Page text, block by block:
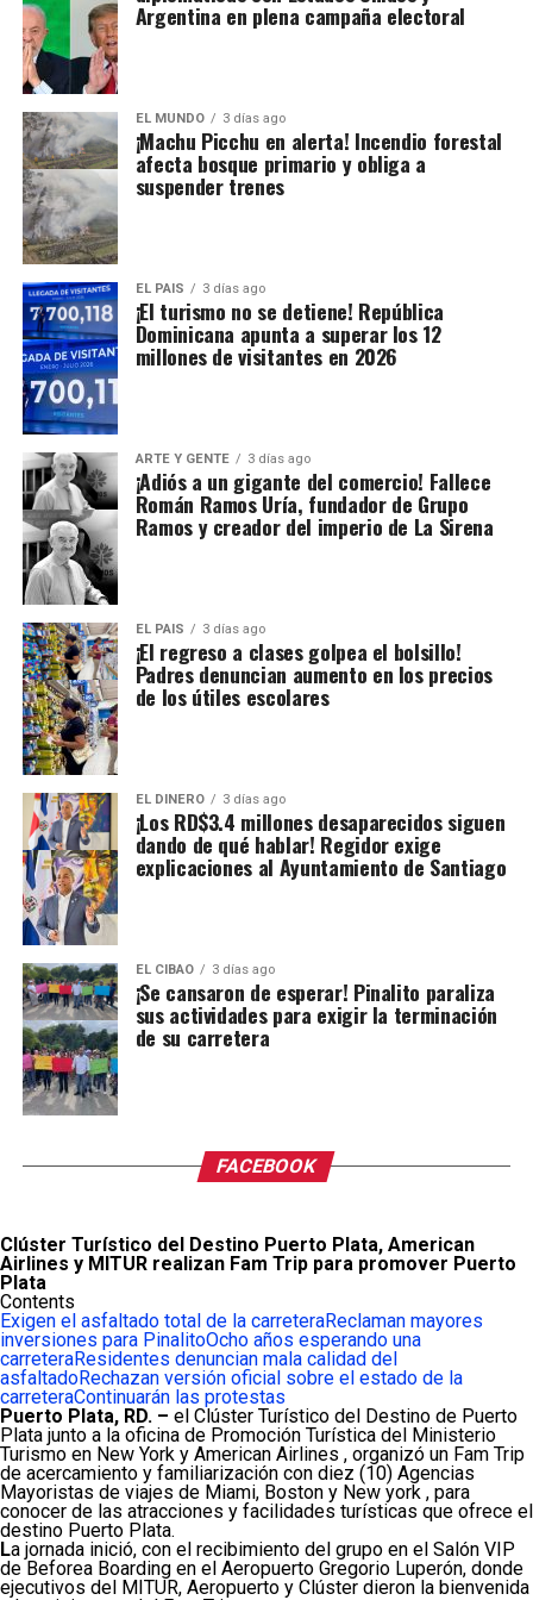
Argentina en plena campaña electoral
EL MUNDO 3 días ago
¡Machu Picchu en alerta! Incendio forestal
afecta bosque primario y obliga a
suspender trenes
EL PAIS 3 días ago
¡El turismo no se detiene! República
Dominicana apunta a superar los 12
millones de visitantes en 2026
ARTE Y GENTE 3 días ago
¡Adiós a un gigante del comercio! Fallece
Román Ramos Uría, fundador de Grupo
Ramos y creador del imperio de La Sirena
EL PAIS 3 días ago
¡El regreso a clases golpea el bolsillo!
Padres denuncian aumento en los precios
de los útiles escolares
EL DINERO 3 días ago
¡Los RD$3.4 millones desaparecidos siguen
dando de qué hablar! Regidor exige
explicaciones al Ayuntamiento de Santiago
EL CIBAO 3 días ago
¡Se cansaron de esperar! Pinalito paraliza
sus actividades para exigir la terminación
de su carretera
FACEBOOK
Clúster Turístico del Destino Puerto Plata, American
Airlines y MITUR realizan Fam Trip para promover Puerto
Plata
Contents
Exigen el asfaltado total de la carreteraReclaman mayores
inversiones para PinalitoOcho años esperando una
carreteraResidentes denuncian mala calidad del
asfaltadoRechazan versión oficial sobre el estado de la
carreteraContinuarán las protestas
Puerto Plata, RD. – el Clúster Turístico del Destino de Puerto
Plata junto a la oficina de Promoción Turística del Ministerio
Turismo en New York y American Airlines , organizó un Fam Trip
de acercamiento y familiarización con diez (10) Agencias
Mayoristas de viajes de Miami, Boston y New york , para
conocer de las atracciones y facilidades turísticas que ofrece el
destino Puerto Plata.
La jornada inició, con el recibimiento del grupo en el Salón VIP
de Beforea Boarding en el Aeropuerto Gregorio Luperón, donde
ejecutivos del MITUR, Aeropuerto y Clúster dieron la bienvenida